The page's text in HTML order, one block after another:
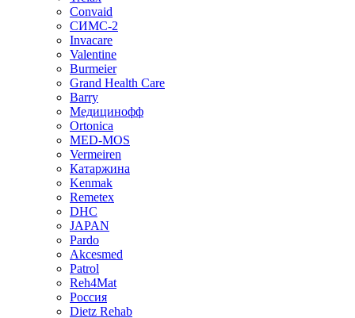
Convaid
СИМС-2
Invacare
Valentine
Burmeier
Grand Health Care
Barry
Медицинофф
Ortonica
MED-MOS
Vermeiren
Катаржина
Kenmak
Remetex
DHC
JAPAN
Pardo
Akcesmed
Patrol
Reh4Mat
Россия
Dietz Rehab